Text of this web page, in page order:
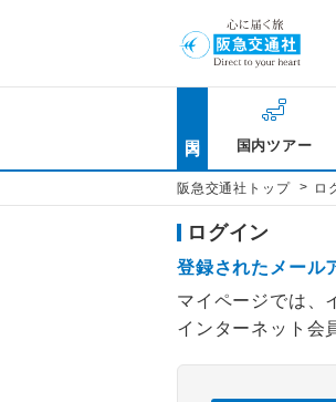
国内ツアー
阪急交通社トップ > ロ
ログイン
登録されたメール
マイページでは、
インターネット会